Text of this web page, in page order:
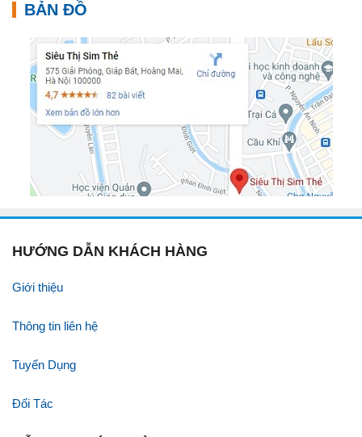
BẢN ĐỒ
HƯỚNG DẪN KHÁCH HÀNG
Giới thiệu
Thông tin liên hệ
Tuyển Dụng
Đối Tác